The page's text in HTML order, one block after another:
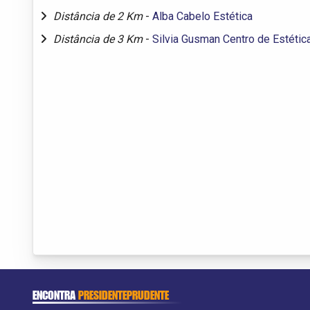
Distância de 2 Km - Alba Cabelo Estética
Distância de 3 Km - Silvia Gusman Centro de
ENCONTRAPRESIDENTEPRUDENTE